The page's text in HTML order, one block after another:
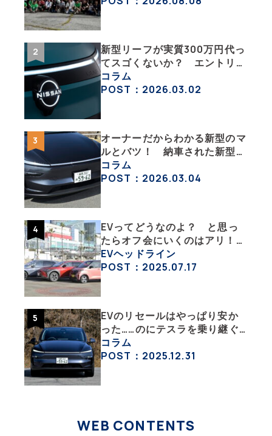
新型リーフが実質300万円代っ
てスゴくないか？ エントリー
グレード「B5」の中身を詳細
チェックした
コラム
POST：2026.03.02
オーナーだからわかる新型のマ
ルとバツ！ 納車された新型を
旧型モデルＹと細部まで比べて
みた【テスラ沼にはまった大学
コラム
POST：2026.03.04
EVってどうなのよ？ と思っ
たらオフ会にいくのはアリ！
エンジン車とはまた違うハード
ル低めなEVオフ会の中身
EVヘッドライン
POST：2025.07.17
EVのリセールはやっぱり安か
った……のにテスラを乗り継ぐ
ってどういうこと？ 【テスラ
沼にはまった大学教授のEV生
コラム
POST：2025.12.31
WEB CONTENTS